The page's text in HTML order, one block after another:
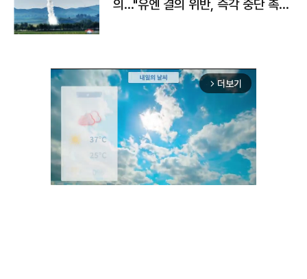
의…"유엔 결의 위반, 즉각 중단 촉
arrow_forward_ios 더보기